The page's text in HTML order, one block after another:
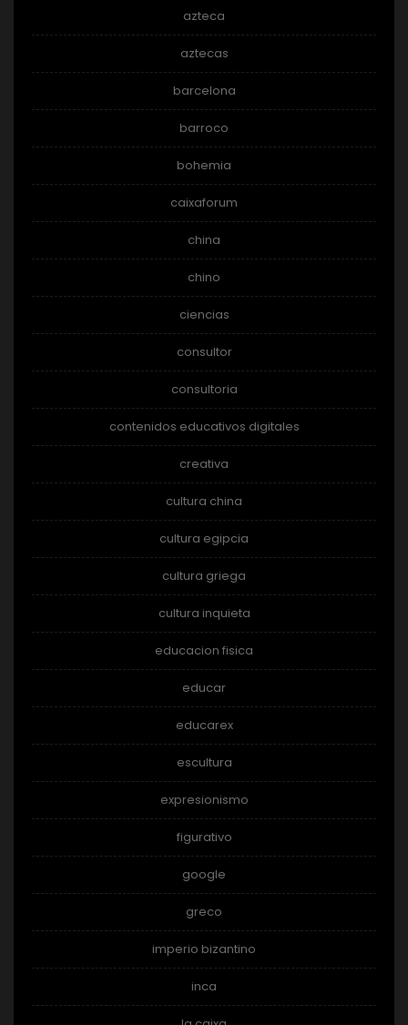
azteca
aztecas
barcelona
barroco
bohemia
caixaforum
china
chino
ciencias
consultor
consultoria
contenidos educativos digitales
creativa
cultura china
cultura egipcia
cultura griega
cultura inquieta
educacion fisica
educar
educarex
escultura
expresionismo
figurativo
google
greco
imperio bizantino
inca